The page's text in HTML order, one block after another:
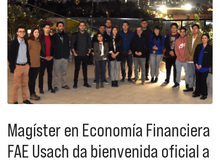
Magíster en Economía Financiera
FAE Usach da bienvenida oficial a